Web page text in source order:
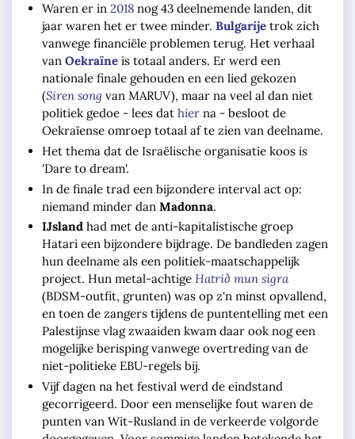
Waren er in 2018nog 43 deelnemende landen, dit
jaar waren het er twee minder. Bulgarijetrok zich
vanwege financiële problemen terug. Het verhaal
van Oekraïneis totaal anders. Er werd een
nationale finale gehouden en een lied gekozen
(Siren song van MARUV), maar na veel al dan niet
politiek gedoe - lees dat hierna - besloot de
Oekraïense omroep totaal af te zien van deelname.
Het thema dat de Israëlische organisatie koos is
'Dare to dream'.
In de finale trad een bijzondere interval act op:
niemand minder dan Madonna.
IJslandhad met de anti-kapitalistische groep
Hatari een bijzondere bijdrage. De bandleden zagen
hun deelname als een politiek-maatschappelijk
project. Hun metal-achtige Hatrið mun sigra
(BDSM-outfit, grunten) was op z'n minst opvallend,
en toen de zangers tijdens de puntentelling met een
Palestijnse vlag zwaaiden kwam daar ook nog een
mogelijke berisping vanwege overtreding van de
niet-politieke EBU-regels bij.
Vijf dagen na het festival werd de eindstand
gecorrigeerd. Door een menselijke fout waren de
punten van Wit-Rusland in de verkeerde volgorde